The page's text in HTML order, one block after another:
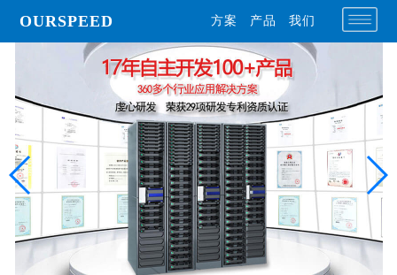
OURSPEED 方案 产品 我们